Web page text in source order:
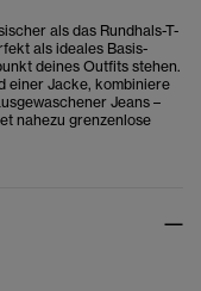
als das Rundhals-T-
als ideales Basis-
deines Outfits stehen.
einer Jacke, kombiniere
Jeans –
nahezu grenzenlose